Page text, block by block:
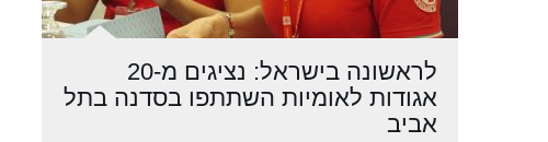
לראשונה בישראל: נציגים מ-20
אגודות לאומיות השתתפו בסדנה בתל
אביב